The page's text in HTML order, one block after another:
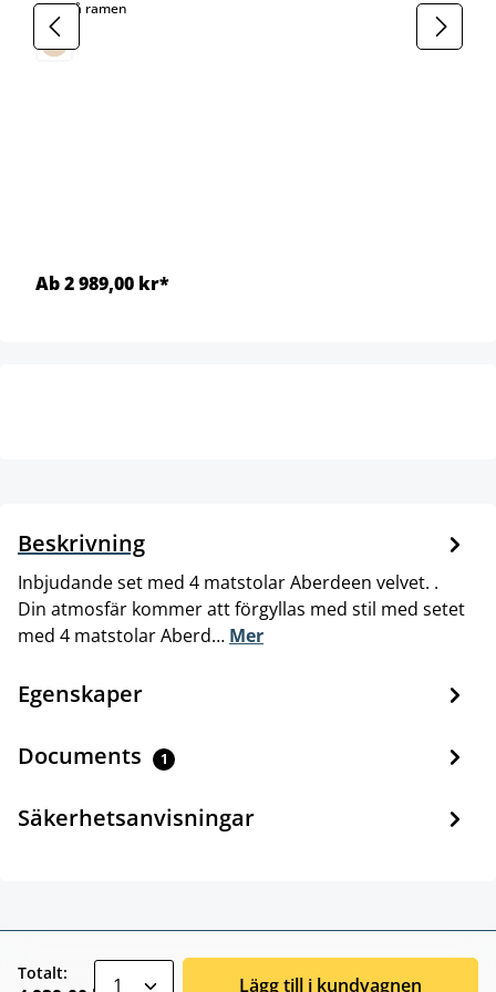
Färg på ramen
Ab 2 989,00 kr*
Beskrivning
Inbjudande set med 4 matstolar Aberdeen velvet. .
Din atmosfär kommer att förgyllas med stil med setet
med 4 matstolar Aberd… Mer
Egenskaper
Documents 1
Säkerhetsanvisningar
Totalt:
Lägg till i kundvagnen